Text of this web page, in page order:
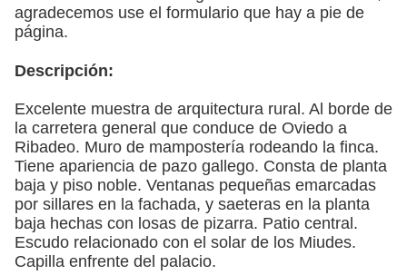
agradecemos use el formulario que hay a pie de
página.
Descripción:
Excelente muestra de arquitectura rural. Al borde de
la carretera general que conduce de Oviedo a
Ribadeo. Muro de mampostería rodeando la finca.
Tiene apariencia de pazo gallego. Consta de planta
baja y piso noble. Ventanas pequeñas emarcadas
por sillares en la fachada, y saeteras en la planta
baja hechas con losas de pizarra. Patio central.
Escudo relacionado con el solar de los Miudes.
Capilla enfrente del palacio.